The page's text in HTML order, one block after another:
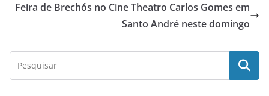
o
o
A
p
t
e
r
e
d
I
e
Feira de Brechós no Cine Theatro Carlos Gomes em
Santo André neste domingo